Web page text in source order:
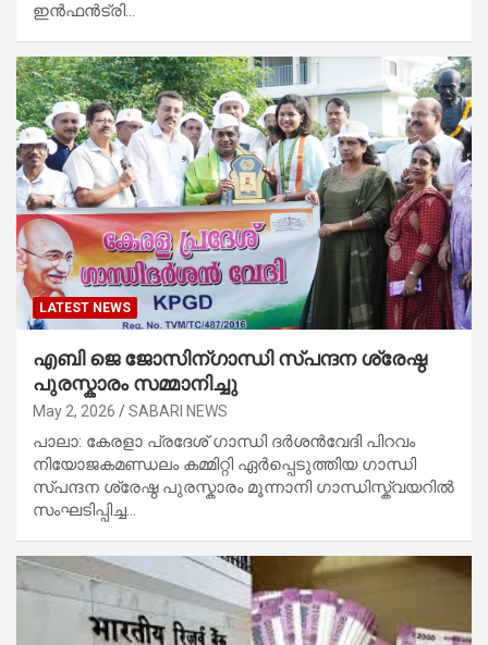
ഇൻഫൻട്രി…
LATEST NEWS
എബി ജെ ജോസിന്ഗാന്ധി സ്പന്ദന ശ്രേഷ്ഠ
പുരസ്കാരം സമ്മാനിച്ചു
May 2, 2026 SABARI NEWS
പാലാ: കേരളാ പ്രദേശ് ഗാന്ധി ദർശൻവേദി പിറവം
നിയോജകമണ്ഡലം കമ്മിറ്റി ഏർപ്പെടുത്തിയ ഗാന്ധി
സ്പന്ദന ശ്രേഷ്ഠ പുരസ്കാരം മൂന്നാനി ഗാന്ധിസ്ക്വയറിൽ
സംഘടിപ്പിച്ച…